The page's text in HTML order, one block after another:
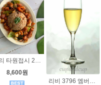
8,600원
리비 3796 엠버시 톨 샴페인잔 177ml - [Libbey]